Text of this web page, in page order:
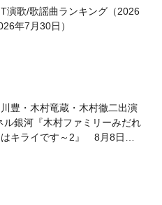
演歌/歌謡曲ランキング（2026
年7月30日）
豊・木村竜蔵・木村徹二出演
ル銀河『木村ファミリーみだれ
キライです～2』 8月8日